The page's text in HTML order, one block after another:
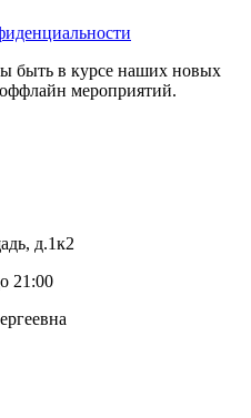
быть в курсе наших новых
мероприятий.
д.1к2
21:00